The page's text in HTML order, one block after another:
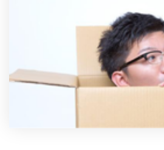
内製化支援